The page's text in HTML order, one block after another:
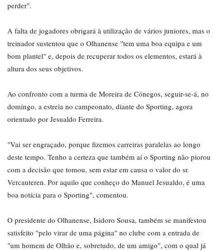
perder".
A falta de jogadores obrigará à utilização de vários juniores, mas o
treinador sustentou que o Olhanense "tem uma boa equipa e um
bom plantel" e, depois de recuperar todos os elementos, estará à
altura dos seus objetivos.
Ao confronto com a turma de Moreira de Cónegos, seguir-se-á, no
domingo, a estreia no campeonato, diante do Sporting, agora
orientado por Jesualdo Ferreira.
"Vai ser engraçado, porque fizemos carreiras paralelas ao longo
deste tempo. Tenho a certeza que também aí o Sporting não piorou
com a decisão que tomou, sem estar em causa o valor do sr.
Vercauteren. Por aquilo que conheço do Manuel Jesualdo, é uma
boa notícia para o Sporting", comentou.
O presidente do Olhanense, Isidoro Sousa, também se manifestou
satisfeito "pelo virar de uma página" no clube com a entrada de
"um homem de Olhão e, sobretudo, de um amigo", com o qual já